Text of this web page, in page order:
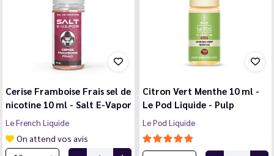
Cerise Framboise Frais sel de
nicotine 10 ml - Salt E-Vapor
Le French Liquide
On attend vos avis
Citron Vert Menthe 10 ml -
Le Pod Liquide - Pulp
Le Pod Liquide